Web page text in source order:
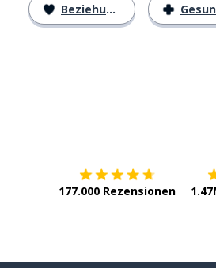
Beziehungen
177.000 Rezensionen